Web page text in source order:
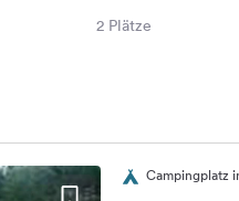
2 Plätze
Campingplatz